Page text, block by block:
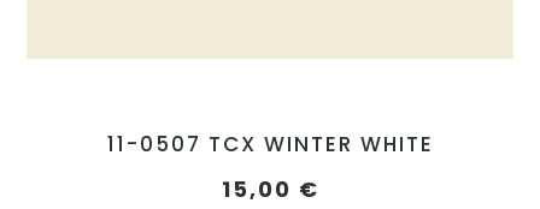
11-0507 TCX WINTER WHITE
15,00 €